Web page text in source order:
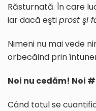
Răsturnată. În care
iar dacă eştiprost şi
Nimeni nu mai vede
orbecăind prin
Noi nu cedăm! Noi
Când totul se